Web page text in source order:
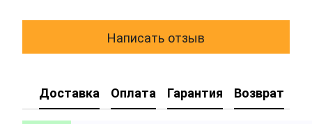
Написать отзыв
Доставка Оплата Гарантия Возврат